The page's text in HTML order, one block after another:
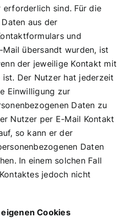
erforderlich sind. Für die
aus der
und
übersandt wurden, ist
der jeweilige Kontakt mit
Der Nutzer hat jederzeit
Einwilligung zur
Daten zu
Nutzer per E-Mail Kontakt
so kann er der
Daten
In einem solchen Fall
jedoch nicht
Cookies